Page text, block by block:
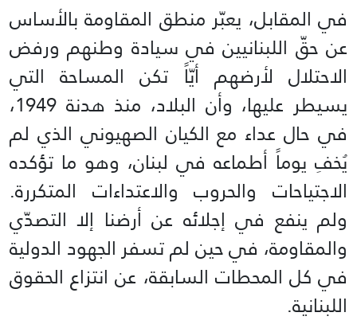
في المقابل، يعبّر منطق المقاومة بالأساس
عن حقّ اللبنانيين في سيادة وطنهم ورفض
الاحتلال لأرضهم أيّاً تكن المساحة التي
يسيطر عليها، وأن البلاد، منذ هدنة 1949،
في حال عداء مع الكيان الصهيوني الذي لم
يُخفِ يوماً أطماعه في لبنان، وهو ما تؤكده
الاجتياحات والحروب والاعتداءات المتكررة.
ولم ينفع في إجلائه عن أرضنا إلا التصدّي
والمقاومة، في حين لم تسفر الجهود الدولية
في كل المحطات السابقة، عن انتزاع الحقوق
اللبنانية.